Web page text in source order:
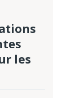
les